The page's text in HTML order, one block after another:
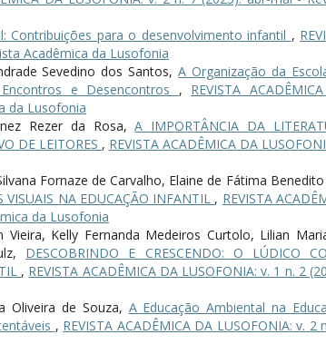
Contribuições para o desenvolvimento infantil ,
Acadêmica da Lusofonia
Sevedino dos Santos,A Organização da
e Desencontros , REVISTA
da Lusofonia
Rezer da Rosa,A IMPORTÂNCIA DA
DE LEITORES , REVISTA ACADÊMICA DA
Fornaze de Carvalho, Elaine de Fátima
NA EDUCAÇÃO INFANTIL , REVISTA
da Lusofonia
Kelly Fernanda Medeiros Curtolo, Lilian
DESCOBRINDO E CRESCENDO: O LÚDICO
, REVISTA ACADÊMICA DA LUSOFONIA: v. 1 n. 2
Oliveira de Souza, A Educação Ambiental na
, REVISTA ACADÊMICA DA LUSOFONIA: v. 2